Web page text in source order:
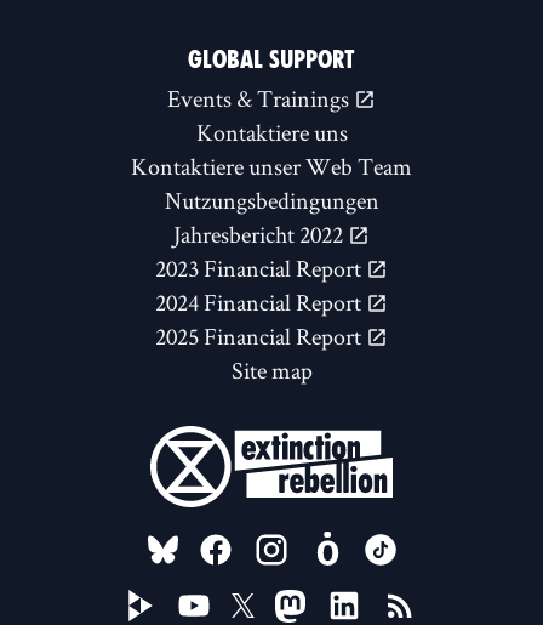
GLOBAL SUPPORT
Events & Trainings
Kontaktiere uns
Kontaktiere unser Web Team
Nutzungsbedingungen
Jahresbericht 2022
2023 Financial Report
2024 Financial Report
2025 Financial Report
Site map
FOLLOW US ON